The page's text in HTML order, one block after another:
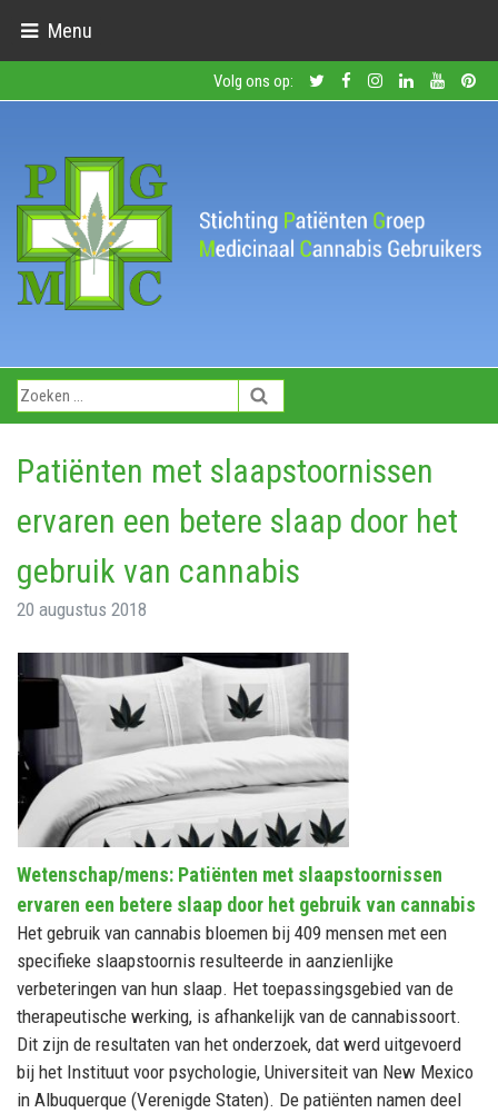
Menu
Volg ons op:
Patiënten met slaapstoornissen
ervaren een betere slaap door het
gebruik van cannabis
20 augustus 2018
Wetenschap/mens: Patiënten met slaapstoornissen
ervaren een betere slaap door het gebruik van cannabis
Het gebruik van cannabis bloemen bij 409 mensen met een
specifieke slaapstoornis resulteerde in aanzienlijke
verbeteringen van hun slaap. Het toepassingsgebied van de
therapeutische werking, is afhankelijk van de cannabissoort.
Dit zijn de resultaten van het onderzoek, dat werd uitgevoerd
bij het Instituut voor psychologie, Universiteit van New Mexico
in Albuquerque (Verenigde Staten). De patiënten namen deel